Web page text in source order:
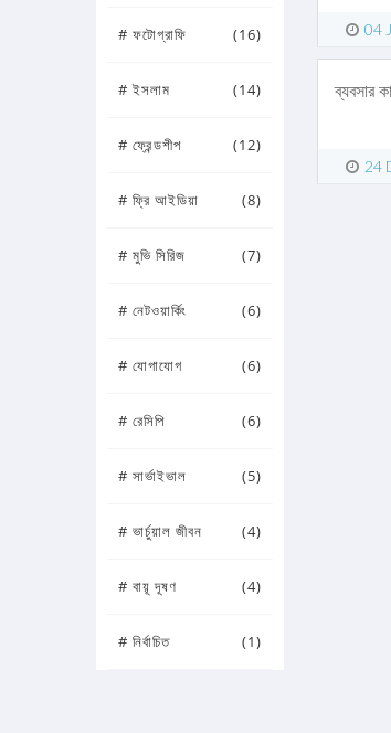
# ফটোগ্রাফি (16)
# ইসলাম (14)
# ফ্রেন্ডশীপ (12)
# ফ্রি আইডিয়া (8)
# মুভি সিরিজ (7)
# নেটওয়ার্কিং (6)
# যোগাযোগ (6)
# রেসিপি (6)
# সার্ভাইভাল (5)
# ভার্চুয়াল জীবন (4)
# বায়ূ দূষণ (4)
# নির্বাচিত (1)
04
ব্যবসার
24